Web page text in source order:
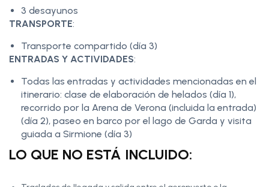
3 desayunos
TRANSPORTE:
Transporte compartido (día 3)
ENTRADAS Y ACTIVIDADES:
Todas las entradas y actividades mencionadas en el
itinerario: clase de elaboración de helados (día 1),
recorrido por la Arena de Verona (incluida la entrada)
(día 2), paseo en barco por el lago de Garda y visita
guiada a Sirmione (día 3)
LO QUE NO ESTÁ INCLUIDO: